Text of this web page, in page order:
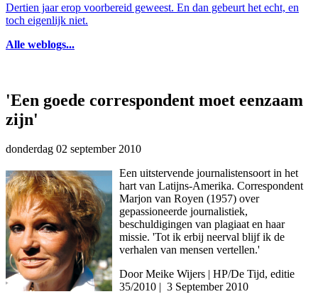
Dertien jaar erop voorbereid geweest. En dan gebeurt het echt, en
toch eigenlijk niet.
Alle weblogs...
'Een goede correspondent moet eenzaam
zijn'
donderdag 02 september 2010
Een uitstervende journalistensoort in het
hart van Latijns-Amerika. Correspondent
Marjon van Royen (1957) over
gepassioneerde journalistiek,
beschuldigingen van plagiaat en haar
missie. 'Tot ik erbij neerval blijf ik de
verhalen van mensen vertellen.'
Door Meike Wijers | HP/De Tijd, editie
35/2010 | 3 September 2010